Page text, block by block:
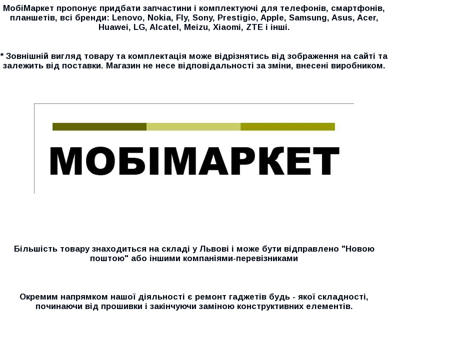
МобіМаркет пропонує придбати запчастини і комплектуючі для телефонів, смартфонів,
планшетів, всі бренди: Lenovo, Nokia, Fly, Sony, Prestigio, Apple, Samsung, Asus, Acer,
Huawei, LG, Alcatel, Meizu, Xiaomi, ZTE і інші.
* Зовнішній вигляд товару та комплектація може відрізнятись від зображення на сайті та
залежить від поставки. Магазин не несе відповідальності за зміни, внесені виробником.
Більшість товару знаходиться на складі у Львові і може бути відправлено "Новою
поштою" або іншими компаніями-перевізниками
Окремим напрямком нашої діяльності є ремонт гаджетів будь - якої складності,
починаючи від прошивки і закінчуючи заміною конструктивних елементів.